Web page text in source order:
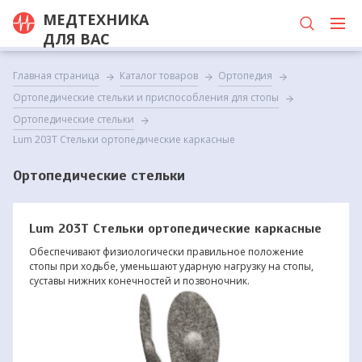
МЕДТЕХНИКА
ДЛЯ ВАС
Главная страница Каталог товаров
Ортопедия
Ортопедические стельки и приспособления для стопы
Ортопедические стельки
Lum 203T Стельки ортопедические каркасные
Ортопедические стельки
Lum 203T Стельки ортопедические каркасные
Обеспечивают физиологически правильное положение
стопы при ходьбе, уменьшают ударную нагрузку на стопы,
суставы нижних конечностей и позвоночник.